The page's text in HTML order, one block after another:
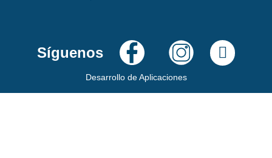
Síguenos
Desarrollo de Aplicaciones